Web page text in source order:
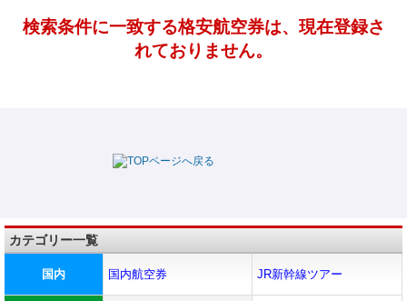
検索条件に一致する格安航空券は、現在登録さ
れておりません。
カテゴリー一覧
国内 国内航空券 JR新幹線ツアー